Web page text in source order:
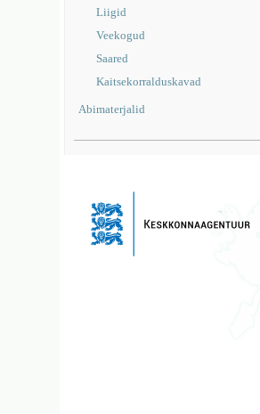
Liigid
Veekogud
Saared
Kaitsekorralduskavad
Abimaterjalid